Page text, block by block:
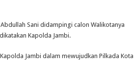
Sani didampingi calon Walikotanya
Kapolda Jambi.
Jambi dalam mewujudkan Pilkada Kota